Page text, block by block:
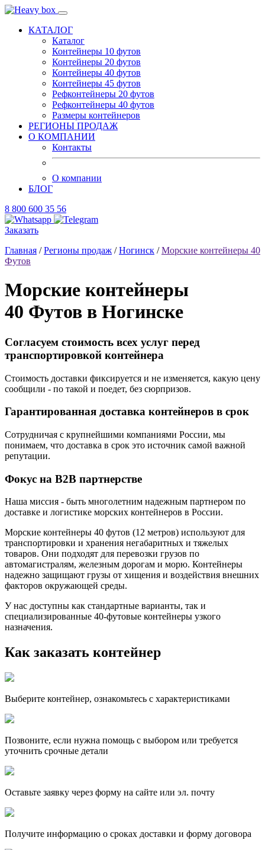
КАТАЛОГ
Каталог
Контейнеры 10 футов
Контейнеры 20 футов
Контейнеры 40 футов
Контейнеры 45 футов
Рефконтейнеры 20 футов
Рефконтейнеры 40 футов
Размеры контейнеров
РЕГИОНЫ ПРОДАЖ
О КОМПАНИИ
Контакты
О компании
БЛОГ
8 800 600 35 56
Заказать
Главная /Регионы продаж /Ногинск /Морские контейнеры 40
Футов
Морские контейнеры
40 Футов в Ногинскe
Согласуем стоимость всех услуг перед
транспортировкой контейнера
Стоимость доставки фиксируется и не изменяется, какую цену
сообщили - по такой и поедет, без сюрпризов.
Гарантированная доставка контейнеров в срок
Сотрудничая с крупнейшими компаниями России, мы
понимаем, что доставка в срок это источник самой важной
репутации.
Фокус на B2B партнерстве
Наша миссия - быть многолетним надежным партнером по
доставке и логистике морских контейнеров в России.
Морские контейнеры 40 футов (12 метров) используют для
транспортировки и хранения негабаритных и тяжелых
товаров. Они подходят для перевозки грузов по
автомагистралям, железным дорогам и морю. Контейнеры
надежно защищают грузы от хищения и воздействия внешних
факторов окружающей среды.
У нас доступны как стандартные варианты, так и
специализированные 40-футовые контейнеры узкого
назначения.
Как заказать контейнер
Выберите контейнер, ознакомьтесь с характеристиками
Позвоните, если нужна помощь с выбором или требуется
уточнить срочные детали
Оставьте заявку через форму на сайте или эл. почту
Получите информацию о сроках доставки и форму договора